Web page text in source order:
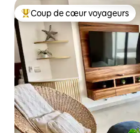
Coups de cœur voyageurs les
Coup de cœur voyageurs